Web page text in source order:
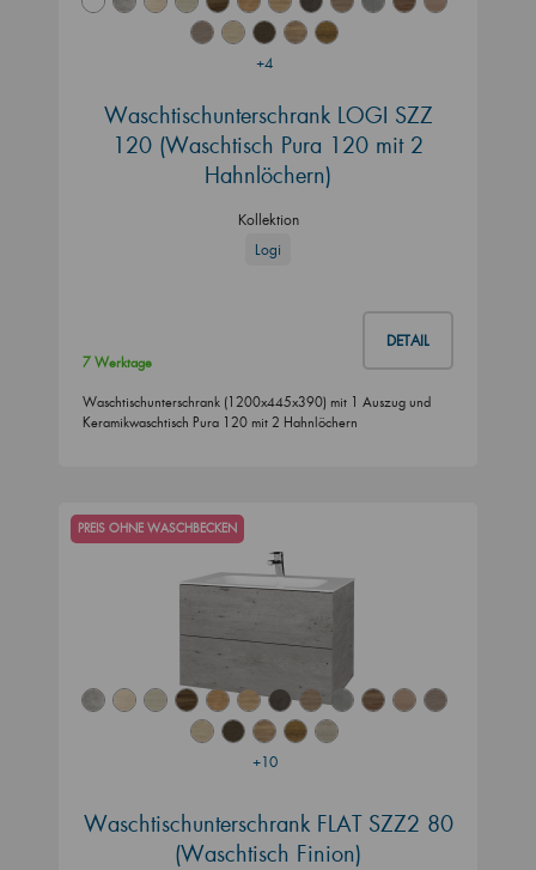
+4
Waschtischunterschrank LOGI SZZ
120 (Waschtisch Pura 120 mit 2
Hahnlöchern)
Kollektion
Logi
DETAIL
7 Werktage
Waschtischunterschrank (1200x445x390) mit 1 Auszug und
Keramikwaschtisch Pura 120 mit 2 Hahnlöchern
+10
PREIS OHNE WASCHBECKEN
Waschtischunterschrank FLAT SZZ2 80
(Waschtisch Finion)